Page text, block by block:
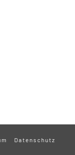
Datenschutz